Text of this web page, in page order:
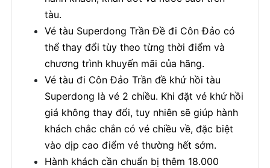
tàu.
Vé tàu Superdong Trần Đề đi Côn Đảo có
thể thay đổi tùy theo từng thời điểm và
chương trình khuyến mãi của hãng.
Vé tàu đi Côn Đảo Trần đề khứ hồi tàu
Superdong là vé 2 chiều. Khi đặt vé khứ hồi
giá không thay đổi, tuy nhiên sẽ giúp hành
khách chắc chắn có vé chiều về, đặc biệt
vào dịp cao điểm vé thường hết sớm.
Hành khách cần chuẩn bị thêm 18.000